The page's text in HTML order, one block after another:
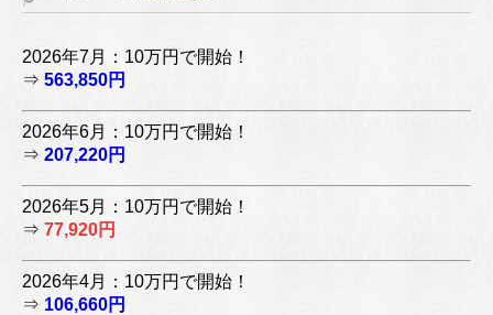
2026年7月：10万円で開始！
⇒ 563,850円
2026年6月：10万円で開始！
⇒ 207,220円
2026年5月：10万円で開始！
⇒ 77,920円
2026年4月：10万円で開始！
⇒ 106,660円